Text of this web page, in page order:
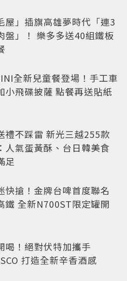
屋」插旗高雄夢時代「連3
盤」！ 樂多多送40組鐵板
全新兒童餐登場！手工車
小飛碟披薩 點餐再送貼紙
禮不踩雷 新光三越255款
人氣蛋黃酥、台日韓美食
足
快搶！金牌台啤首度聯名
鐵 全新N700ST限定罐開
喝！絕對伏特加攜手
打造全新辛香酒感